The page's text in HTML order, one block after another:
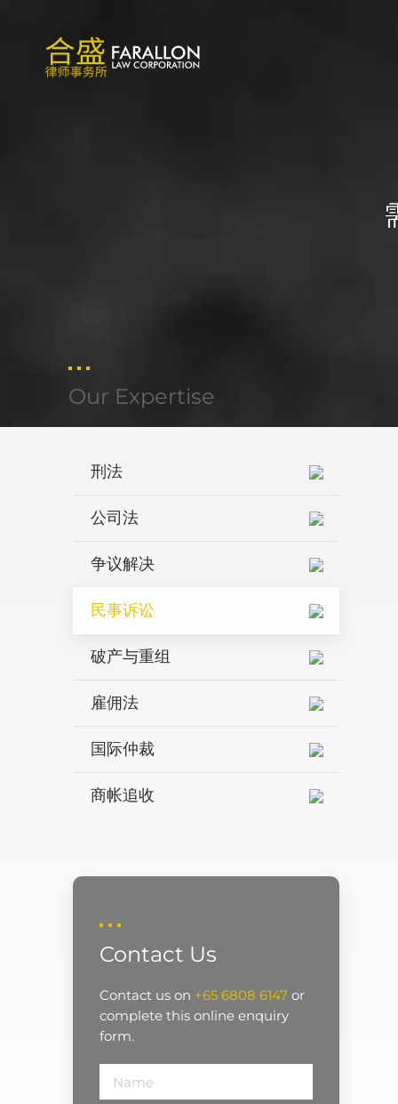
Our Expertise
刑法
公司法
争议解决
民事诉讼
破产与重组
雇佣法
国际仲裁
商帐追收
Contact Us
Contact us on +65 6808 6147 or
complete this online enquiry
form.